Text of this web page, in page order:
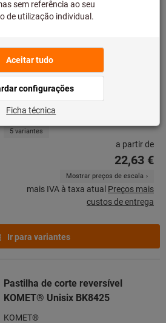
Ir para variantes
Pastilha de corte reversível
KOMET® BK8425
KOMET®
N.º do artigo: 236520
Em stock
5 variantes
a partir de
22,63 €
Mostrar preços de escala
mais IVA à taxa atual Preços mais
custos de entrega
Ir para variantes
Pastilha de corte reversível
KOMET® Unisix BK8425
KOMET®